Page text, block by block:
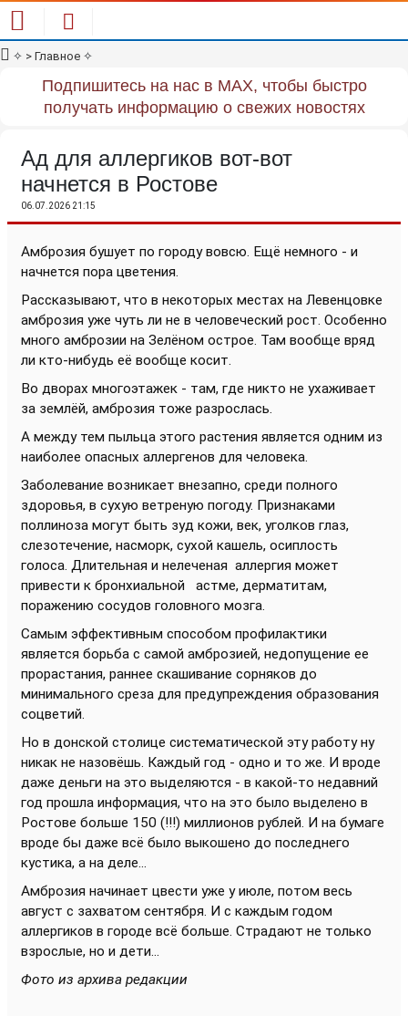
✧ > Главное ✧
Подпишитесь на нас в MAX, чтобы быстро
получать информацию о свежих новостях
Ад для аллергиков вот-вот
начнется в Ростове
06.07.2026 21:15
Амброзия бушует по городу вовсю. Ещё немного - и
начнется пора цветения.
Рассказывают, что в некоторых местах на Левенцовке
амброзия уже чуть ли не в человеческий рост. Особенно
много амброзии на Зелёном острое. Там вообще вряд
ли кто-нибудь её вообще косит.
Во дворах многоэтажек - там, где никто не ухаживает
за землёй, амброзия тоже разрослась.
А между тем пыльца этого растения является одним из
наиболее опасных аллергенов для человека.
Заболевание возникает внезапно, среди полного
здоровья, в сухую ветреную погоду. Признаками
поллиноза могут быть зуд кожи, век, уголков глаз,
слезотечение, насморк, сухой кашель, осиплость
голоса. Длительная и нелеченая аллергия может
привести к бронхиальной астме, дерматитам,
поражению сосудов головного мозга.
Самым эффективным способом профилактики
является борьба с самой амброзией, недопущение ее
прорастания, раннее скашивание сорняков до
минимального среза для предупреждения образования
соцветий.
Но в донской столице систематической эту работу ну
никак не назовёшь. Каждый год - одно и то же. И вроде
даже деньги на это выделяются - в какой-то недавний
год прошла информация, что на это было выделено в
Ростове больше 150 (!!!) миллионов рублей. И на бумаге
вроде бы даже всё было выкошено до последнего
кустика, а на деле...
Амброзия начинает цвести уже у июле, потом весь
август с захватом сентября. И с каждым годом
аллергиков в городе всё больше. Страдают не только
взрослые, но и дети...
Фото из архива редакции